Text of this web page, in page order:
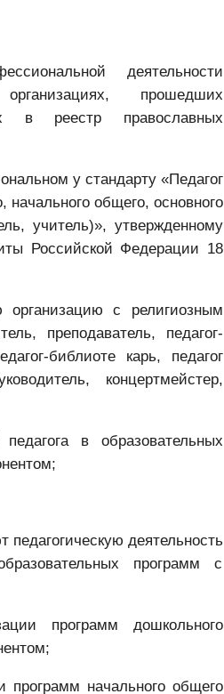
деятельности
прошедших
в реестр православных
у стандарту «Педагог
начального общего, основного
учитель)», утвержденному
Российской Федерации 18
с религиозным
преподаватель, педагог-
библиоте карь, педагог
концертмейстер,
в образовательных
педагогическую деятельность
программ с
программ дошкольного
программ начального общего